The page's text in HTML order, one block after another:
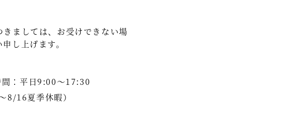
ましては、お受けできない場
し上げます。
間：平日9:00～17:30
8/16夏季休暇）